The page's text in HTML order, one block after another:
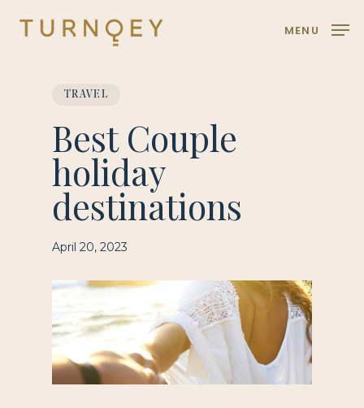
MENU
TRAVEL
Best Couple
holiday
destinations
April 20, 2023